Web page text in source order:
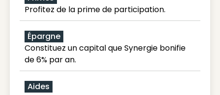
Profitez de la prime de participation.
Épargne
Constituez un capital que Synergie bonifie
de 6% par an.
Aides